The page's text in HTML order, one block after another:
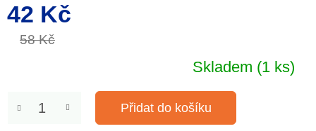
58 Kč
42 Kč
Měrná
cena:
Skladem (1 ks)
Přidat do košíku